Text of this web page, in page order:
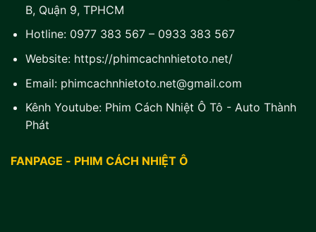
B, Quận 9, TPHCM
Hotline: 0977 383 567– 0933 383 567
Website: https://phimcachnhietoto.net/
Email: phimcachnhietoto.net@gmail.com
Kênh Youtube: Phim Cách Nhiệt Ô Tô - Auto Thành
Phát
FANPAGE - PHIM CÁCH NHIỆT Ô